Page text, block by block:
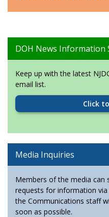
DOH News Information
Keep up with the latest
email list.
Click
Media Inquiries
Members of the media can
requests for information
the Communications staff
soon as possible.